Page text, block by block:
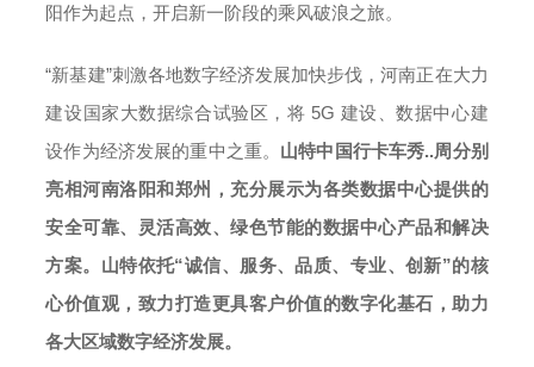
阳作为起点，开启新一阶段的乘风破浪之旅。
“新基建”刺激各地数字经济发展加快步伐，河南正在大力
建设国家大数据综合试验区，将 5G 建设、数据中心建
设作为经济发展的重中之重。 山特中国行卡车秀..周分别
亮相河南洛阳和郑州，充分展示为各类数据中心提供的
安全可靠、灵活高效、绿色节能的数据中心产品和解决
方案。山特依托“诚信、服务、品质、专业、创新”的核
心价值观，致力打造更具客户价值的数字化基石，助力
各大区域数字经济发展。